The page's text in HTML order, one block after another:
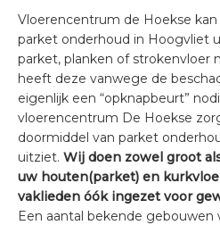
Vloerencentrum de Hoekse
parket onderhoud in Hoogvliet
parket, planken of strokenvloer
heeft deze vanwege de
eigenlijk een “opknapbeurt”
vloerencentrum De Hoekse
doormiddel van parket
uitziet. Wij doen zowel groot
uw houten(parket) en
vaklieden óók ingezet voor
Een aantal bekende gebouwen